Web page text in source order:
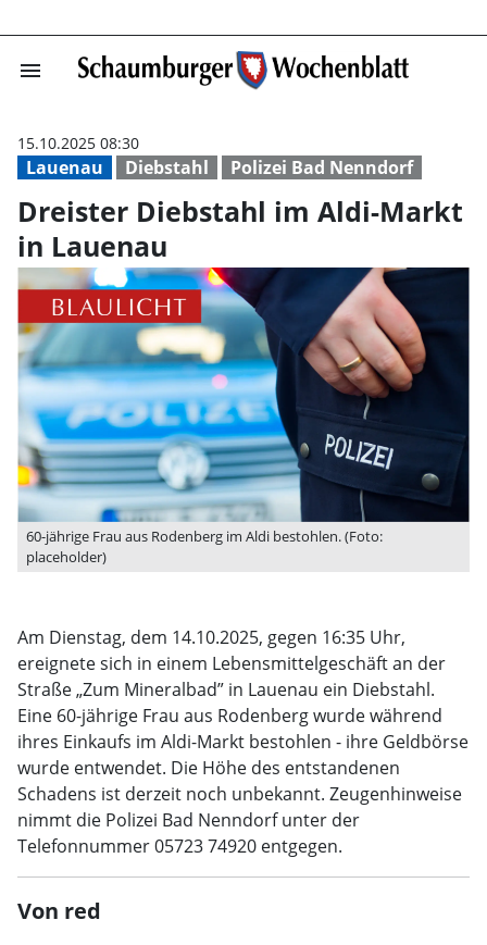
menu Dreister
Lauenau Diebstahl Polizei Bad Nenndorf
15.10.2025 08:30
Dreister Diebstahl im Aldi-Markt
in Lauenau
60-jährige Frau aus Rodenberg im Aldi bestohlen. (Foto:
placeholder)
Am Dienstag, dem 14.10.2025, gegen 16:35 Uhr,
ereignete sich in einem Lebensmittelgeschäft an der
Straße „Zum Mineralbad” in Lauenau ein Diebstahl.
Eine 60-jährige Frau aus Rodenberg wurde während
ihres Einkaufs im Aldi-Markt bestohlen - ihre Geldbörse
wurde entwendet. Die Höhe des entstandenen
Schadens ist derzeit noch unbekannt. Zeugenhinweise
nimmt die Polizei Bad Nenndorf unter der
Telefonnummer 05723 74920 entgegen.
Von red